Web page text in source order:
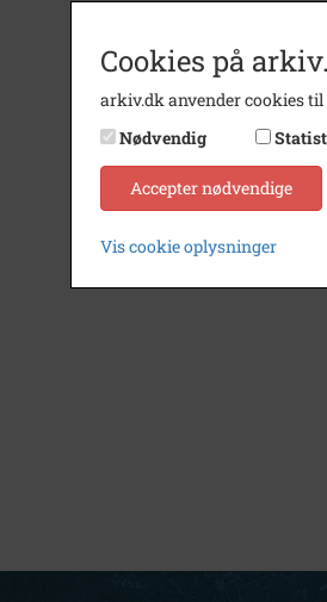
Cookies på
arkiv.dk anvender cookies
Nødvendig
Accepter nødvendige
Vis cookie oplysninger